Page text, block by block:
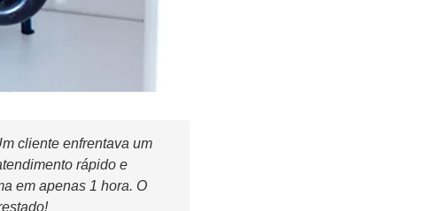
cliente enfrentava um
rápido e
em apenas 1 hora. O